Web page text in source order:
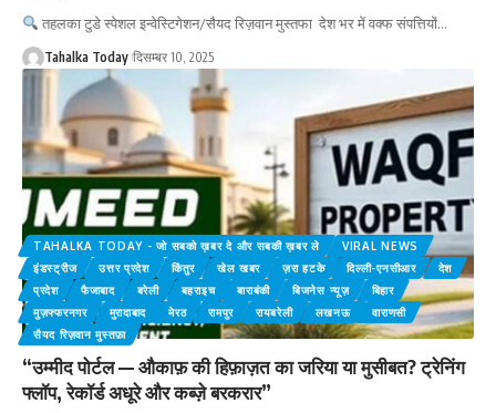
तहलका टुडे स्पेशल इन्वेस्टिगेशन/सैयद रिज़वान मुस्तफा देश भर में वक्फ संपत्तियों…
Tahalka Today दिसम्बर 10, 2025
TAHALKA TODAY - जो सबको ख़बर दे और सबकी ख़बर ले
VIRAL NEWS
इंडस्ट्रीज
उत्तर प्रदेश किंतुर खेल खबर ज़रा हटके दिल्ली-एनसीआर
देश
प्रदेश
फैजाबाद बरेली बहराइच बाराबंकी बिजनेस न्यूज़
बिहार
मुज़फ्फरनगर
‎मुरादाबाद मेरठ रामपुर रायबरेली लखनऊ
वाराणसी
सैयद रिज़वान मुस्तफ़ा
“उम्मीद पोर्टल — औकाफ़ की हिफ़ाज़त का जरिया या मुसीबत? ट्रेनिंग
फ्लॉप, रेकॉर्ड अधूरे और कब्ज़े बरकरार”